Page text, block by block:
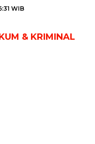
WIB
& KRIMINAL